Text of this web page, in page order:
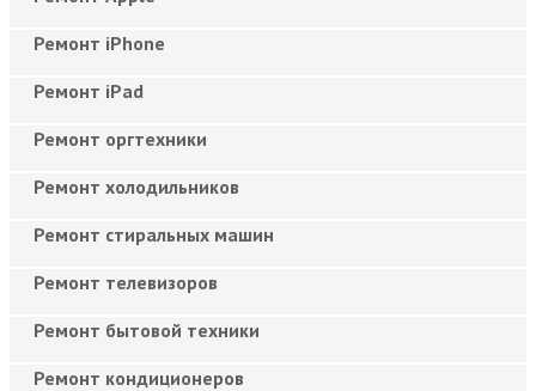
Ремонт iPhone
Ремонт iPad
Ремонт оргтехники
Ремонт холодильников
Ремонт стиральных машин
Ремонт телевизоров
Ремонт бытовой техники
Ремонт кондиционеров